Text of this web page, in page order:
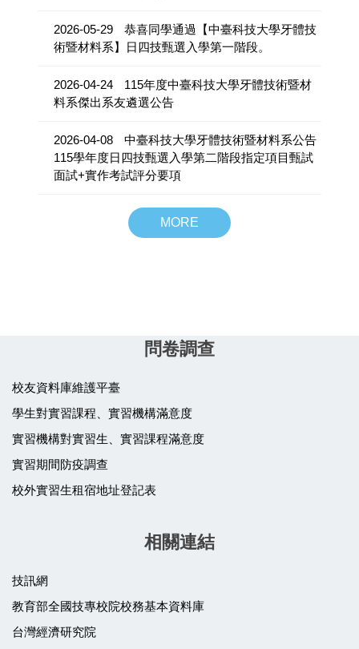
2026-05-29
恭喜同學通過【中臺科技大學牙體技
術暨材料系】日四技甄選入學第一階段。
2026-04-24
115年度中臺科技大學牙體技術暨材
料系傑出系友遴選公告
2026-04-08
中臺科技大學牙體技術暨材料系公告
115學年度日四技甄選入學第二階段指定項目甄試
面試+實作考試評分要項
MORE
問卷調查
校友資料庫維護平臺
學生對實習課程、實習機構滿意度
實習機構對實習生、實習課程滿意度
實習期間防疫調查
校外實習生租宿地址登記表
相關連結
技訊網
教育部全國技專校院校務基本資料庫
台灣經濟研究院